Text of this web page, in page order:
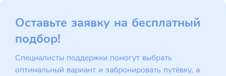
Оставьте заявку на бесплатный
подбор!
Специалисты поддержки помогут выбрать
оптимальный вариант и забронировать путёвку, а